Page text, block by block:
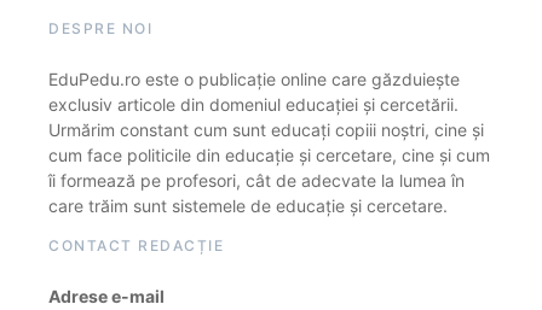
DESPRE NOI
EduPedu.ro este o publicație online care găzduiește
exclusiv articole din domeniul educației și cercetării.
Urmărim constant cum sunt educați copiii noștri, cine și
cum face politicile din educație și cercetare, cine și cum
îi formează pe profesori, cât de adecvate la lumea în
care trăim sunt sistemele de educație și cercetare.
CONTACT REDACȚIE
Adrese e-mail